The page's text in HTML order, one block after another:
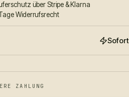
über Stripe & Klarna
Widerrufsrecht
ZAHLUNG